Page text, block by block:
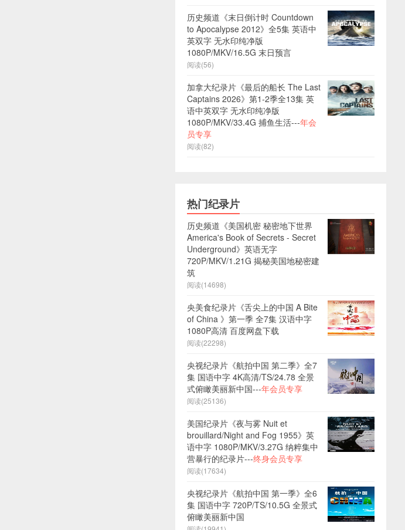
历史频道《末日倒计时 Countdown
to Apocalypse 2012》全5集 英语中
英双字 无水印纯净版
1080P/MKV/16.5G 末日预言
阅读(56)
加拿大纪录片《最后的船长 The Last
Captains 2026》第1-2季全13集 英
语中英双字 无水印纯净版
1080P/MKV/33.4G 捕鱼生活---年会
员专享
阅读(82)
热门纪录片
历史频道《美国机密 秘密地下世界
America's Book of Secrets - Secret
Underground》英语无字
720P/MKV/1.21G 揭秘美国地秘密建
筑
阅读(14698)
央美食纪录片《舌尖上的中国 A Bite
of China 》第一季 全7集 汉语中字
1080P高清 百度网盘下载
阅读(22298)
央视纪录片《航拍中国 第二季》全7
集 国语中字 4K高清/TS/24.78 全景
式俯瞰美丽新中国---年会员专享
阅读(25136)
美国纪录片《夜与雾 Nuit et
brouillard/Night and Fog 1955》英
语中字 1080P/MKV/3.27G 纳粹集中
营暴行的纪录片---终身会员专享
阅读(17634)
央视纪录片《航拍中国 第一季》全6
集 国语中字 720P/TS/10.5G 全景式
俯瞰美丽新中国